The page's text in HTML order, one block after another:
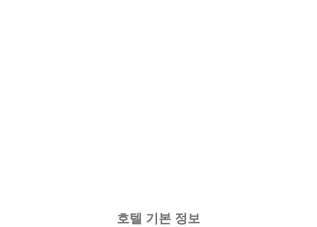
호텔 기본 정보